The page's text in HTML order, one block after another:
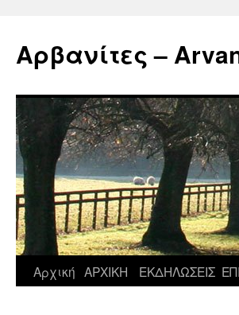
περιεχόμενο
Αρβανίτες –
Αρχική ΑΡΧΙΚΗ ΕΚΔΗΛΩΣΕΙΣ